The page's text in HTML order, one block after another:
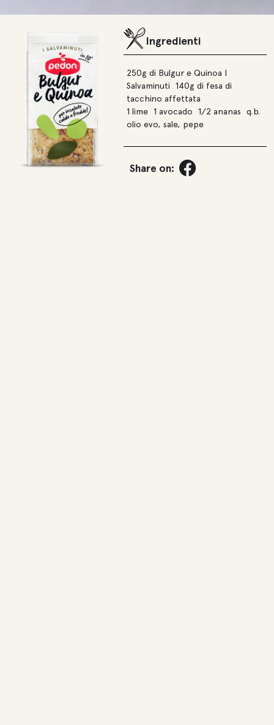
Ingredienti
250g di Bulgur e Quinoa I
Salvaminuti 140g di fesa di
tacchino affettata
1 lime 1 avocado 1/2 ananas q.b.
olio evo, sale, pepe
Share on: